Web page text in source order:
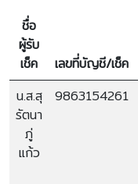
ชื่อ
ผู้รับ
เช็ค
เลขที่บัญชี/เช็ค
น.ส.สุ
รัตนา
ภู่
แก้ว
9863154261